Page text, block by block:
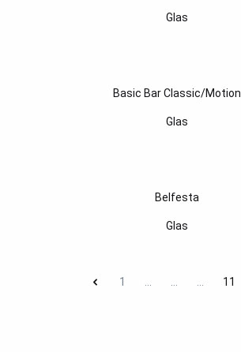
Glas
Basic Bar Classic/Motion
Glas
Belfesta
Glas
1 11